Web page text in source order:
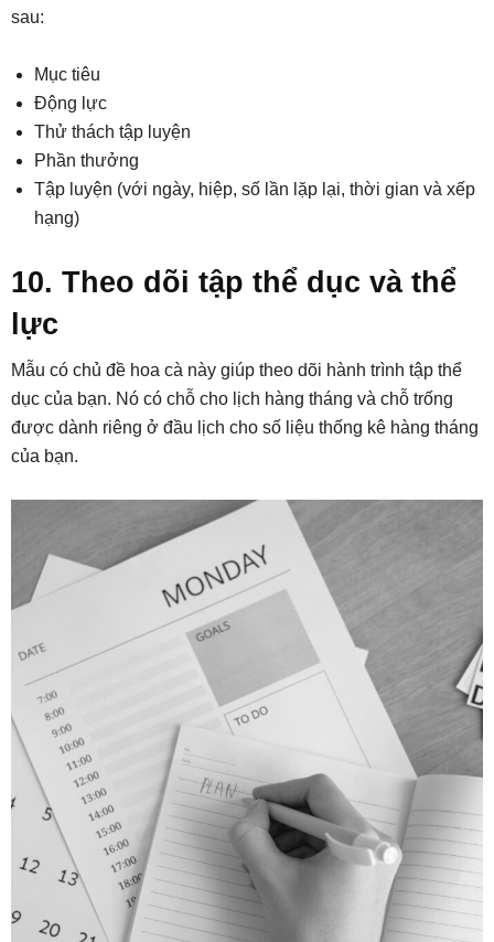
sau:
Mục tiêu
Động lực
Thử thách tập luyện
Phần thưởng
Tập luyện (với ngày, hiệp, số lần lặp lại, thời gian và xếp
hạng)
10. Theo dõi tập thể dục và thể
lực
Mẫu có chủ đề hoa cà này giúp theo dõi hành trình tập thể
dục của bạn. Nó có chỗ cho lịch hàng tháng và chỗ trống
được dành riêng ở đầu lịch cho số liệu thống kê hàng tháng
của bạn.